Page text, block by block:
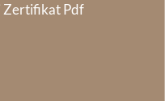
Zertifikat Pdf